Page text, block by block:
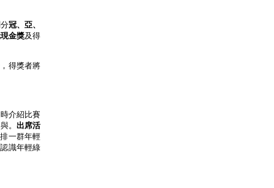
冠、亞、
金獎及得
得獎者將
介紹比賽
。 出席活
排一群年輕
識年輕綠